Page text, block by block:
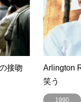
接吻
Arlington
笑う
1990